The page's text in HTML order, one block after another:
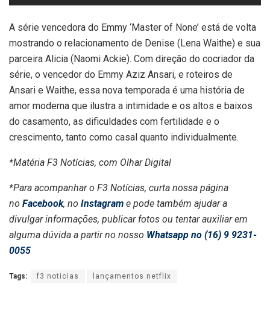
A série vencedora do Emmy ‘Master of None’ está de volta
mostrando o relacionamento de Denise (Lena Waithe) e sua
parceira Alicia (Naomi Ackie). Com direção do cocriador da
série, o vencedor do Emmy Aziz Ansari, e roteiros de
Ansari e Waithe, essa nova temporada é uma história de
amor moderna que ilustra a intimidade e os altos e baixos
do casamento, as dificuldades com fertilidade e o
crescimento, tanto como casal quanto individualmente.
*Matéria F3 Notícias, com Olhar Digital
*Para acompanhar o F3 Notícias, curta nossa página
no Facebook, no Instagram e pode também ajudar a
divulgar informações, publicar fotos ou tentar auxiliar em
alguma dúvida a partir no nosso Whatsapp no (16) 9 9231-
0055
Tags: f3 noticias lançamentos netflix